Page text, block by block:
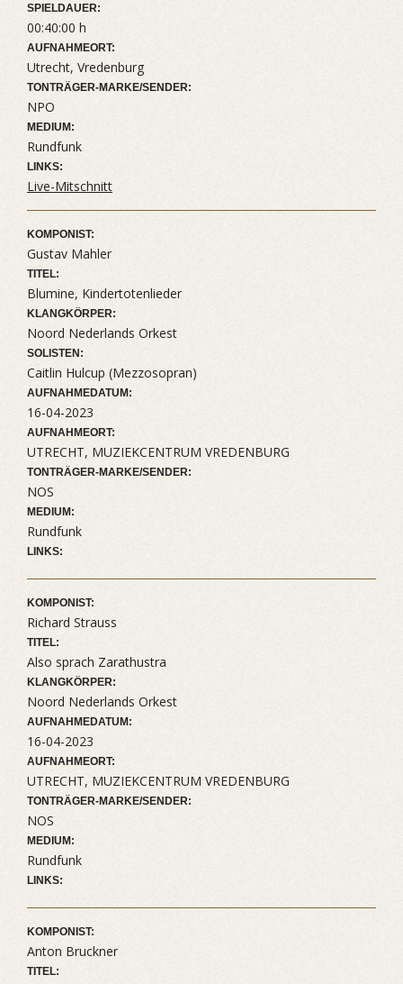
SPIELDAUER:
00:40:00 h
AUFNAHMEORT:
Utrecht, Vredenburg
TONTRÄGER-MARKE/SENDER:
NPO
MEDIUM:
Rundfunk
LINKS:
Live-Mitschnitt
KOMPONIST:
Gustav Mahler
TITEL:
Blumine, Kindertotenlieder
KLANGKÖRPER:
Noord Nederlands Orkest
SOLISTEN:
Caitlin Hulcup (Mezzosopran)
AUFNAHMEDATUM:
16-04-2023
AUFNAHMEORT:
UTRECHT, MUZIEKCENTRUM VREDENBURG
TONTRÄGER-MARKE/SENDER:
NOS
MEDIUM:
Rundfunk
LINKS:
KOMPONIST:
Richard Strauss
TITEL:
Also sprach Zarathustra
KLANGKÖRPER:
Noord Nederlands Orkest
AUFNAHMEDATUM:
16-04-2023
AUFNAHMEORT:
UTRECHT, MUZIEKCENTRUM VREDENBURG
TONTRÄGER-MARKE/SENDER:
NOS
MEDIUM:
Rundfunk
LINKS:
KOMPONIST:
Anton Bruckner
TITEL: